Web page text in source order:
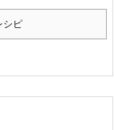
シピ